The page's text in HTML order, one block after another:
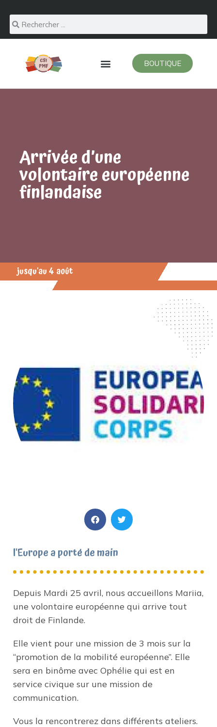
BOUTIQUE
Arrivée d’une
volontaire européenne
finlandaise
jusqu'au 4 août
l'Europe a porté de main
Depuis Mardi 25 avril, nous accueillons Mariia,
une volontaire européenne qui arrive tout
droit de Finlande.
Elle vient pour une mission de 3 mois sur la
“promotion de la mobilité européenne”. Elle
sera en binôme avec Ophélie qui est en
service civique sur une mission de
communication.
Vous la rencontrerez dans différents ateliers.